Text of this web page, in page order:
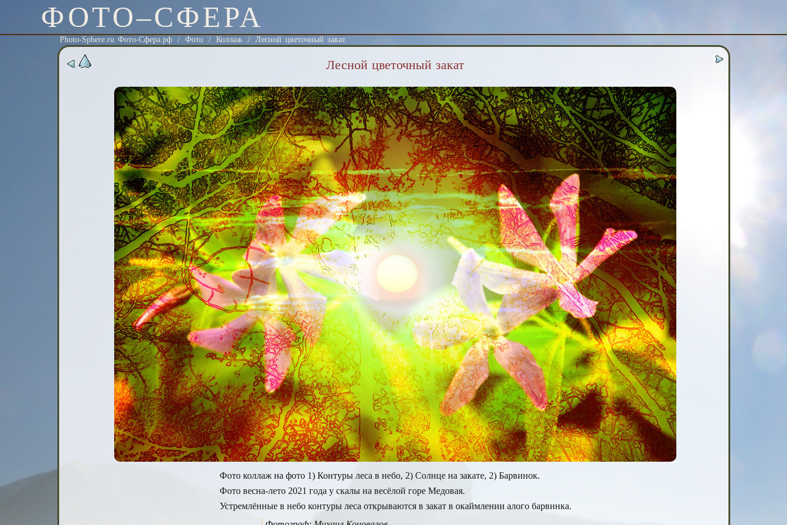
ФОТО–СФЕРА
Photo-Sphere.ru Фото-Сфера.рф / Фото / Коллаж / Лесной цветочный закат
Лесной цветочный закат
Фото коллаж на фото 1) Контуры леса в небо, 2) Солнце на закате, 2) Барвинок.
Фото весна-лето 2021 года у скалы на весёлой горе Медовая.
Устремлённые в небо контуры леса открываются в закат в окаймлении алого барвинка.